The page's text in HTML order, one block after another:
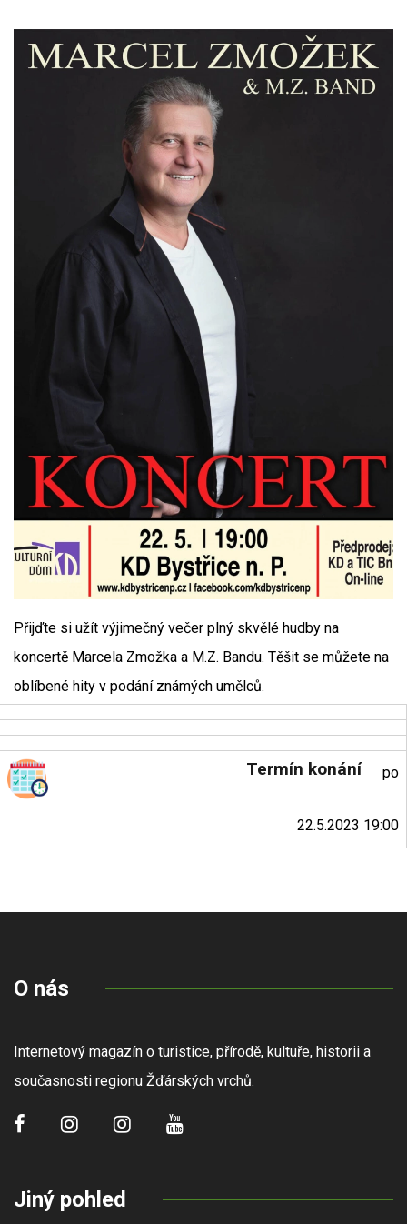
Přijďte si užít výjimečný večer plný skvělé hudby na
koncertě Marcela Zmožka a M.Z. Bandu. Těšit se můžete na
oblíbené hity v podání známých umělců.
Termín konání po
22.5.2023 19:00
O nás
Internetový magazín o turistice, přírodě, kultuře, historii a
současnosti regionu Žďárských vrchů.
Jiný pohled